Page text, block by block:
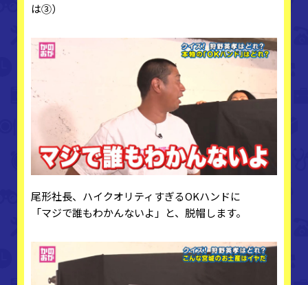
は③）
尾形社長、ハイクオリティすぎるOKハンドに
「マジで誰もわかんないよ」と、脱帽します。